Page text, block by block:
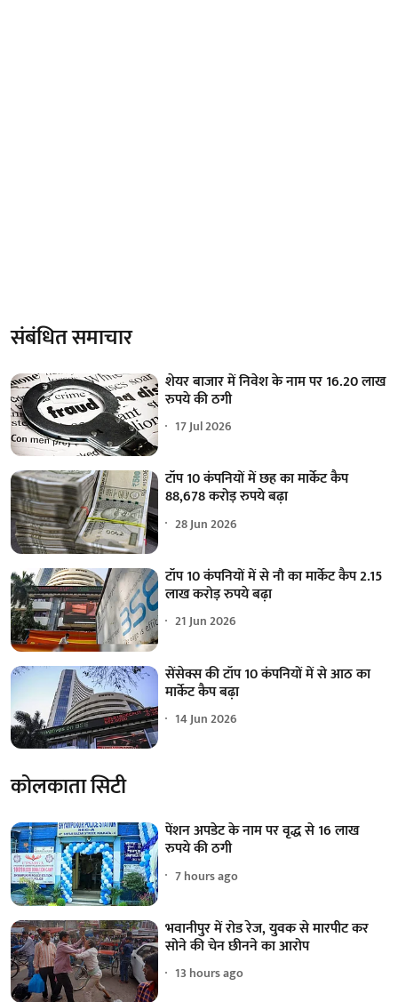
संबंधित समाचार
शेयर बाजार में निवेश के नाम पर 16.20 लाख
रुपये की ठगी
17 Jul 2026
टॉप 10 कंपनियों में छह का मार्केट कैप
88,678 करोड़ रुपये बढ़ा
28 Jun 2026
टॉप 10 कंपनियों में से नौ का मार्केट कैप 2.15
लाख करोड़ रुपये बढ़ा
21 Jun 2026
सेंसेक्स की टॉप 10 कंपनियों में से आठ का
मार्केट कैप बढ़ा
14 Jun 2026
कोलकाता सिटी
पेंशन अपडेट के नाम पर वृद्ध से 16 लाख
रुपये की ठगी
7 hours ago
भवानीपुर में रोड रेज, युवक से मारपीट कर
सोने की चेन छीनने का आरोप
13 hours ago